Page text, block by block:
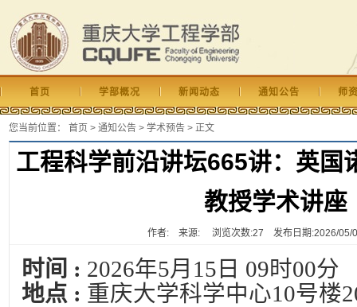
首页 学部概况 新闻动态 通知公告 师
您当前位置： 首页 > 通知公告> 学术预告> 正文
工程科学前沿讲坛665讲：英国
教授学术讲座
作者: 来源: 浏览次数:27 发布日期:2026/05/
时间 : 2026年5月15日 09时00分
地点 : 重庆大学科学中心10号楼